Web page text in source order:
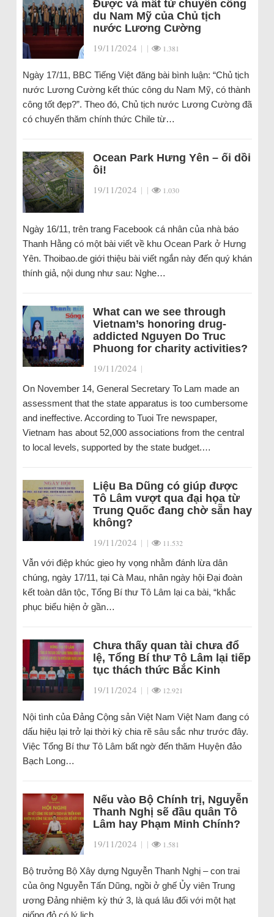
Được và mất từ chuyến công
du Nam Mỹ của Chủ tịch
nước Lương Cường
19/11/2024 | | 1.381
Ngày 17/11, BBC Tiếng Việt đăng bài bình luận: “Chủ tịch
nước Lương Cường kết thúc công du Nam Mỹ, có thành
công tốt đẹp?”. Theo đó, Chủ tịch nước Lương Cường đã
có chuyến thăm chính thức Chile từ…
Ocean Park Hưng Yên – ối dồi
ôi!
19/11/2024 | | 1.030
Ngày 16/11, trên trang Facebook cá nhân của nhà báo
Thanh Hằng có một bài viết về khu Ocean Park ở Hưng
Yên. Thoibao.de giới thiệu bài viết ngắn này đến quý khán
thính giả, nội dung như sau: Nghe…
What can we see through
Vietnam’s honoring drug-
addicted Nguyen Do Truc
Phuong for charity activities?
19/11/2024 |
On November 14, General Secretary To Lam made an
assessment that the state apparatus is too cumbersome
and ineffective. According to Tuoi Tre newspaper,
Vietnam has about 52,000 associations from the central
to local levels, supported by the state budget.…
Liệu Ba Dũng có giúp được
Tô Lâm vượt qua đại họa từ
Trung Quốc đang chờ sẵn hay
không?
19/11/2024 | | 11.532
Vẫn với điệp khúc gieo hy vọng nhằm đánh lừa dân
chúng, ngày 17/11, tại Cà Mau, nhân ngày hội Đại đoàn
kết toàn dân tộc, Tổng Bí thư Tô Lâm lại ca bài, “khắc
phục biểu hiện ở gần…
Chưa thấy quan tài chưa đổ
lệ, Tổng Bí thư Tô Lâm lại tiếp
tục thách thức Bắc Kinh
19/11/2024 | | 12.921
Nội tình của Đảng Cộng sản Việt Nam Việt Nam đang có
dấu hiệu lại trở lại thời kỳ chia rẽ sâu sắc như trước đây.
Việc Tổng Bí thư Tô Lâm bất ngờ đến thăm Huyện đảo
Bạch Long…
Nếu vào Bộ Chính trị, Nguyễn
Thanh Nghị sẽ đầu quân Tô
Lâm hay Phạm Minh Chính?
19/11/2024 | | 1.581
Bộ trưởng Bộ Xây dựng Nguyễn Thanh Nghị – con trai
của ông Nguyễn Tấn Dũng, ngồi ở ghế Ủy viên Trung
ương Đảng nhiệm kỳ thứ 3, là quá lâu đối với một hạt
giống đỏ có lý lịch…